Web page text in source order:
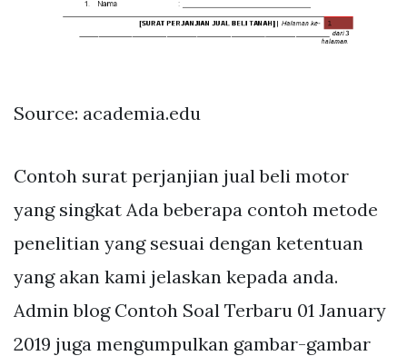
Source: academia.edu
Contoh surat perjanjian jual beli motor
yang singkat Ada beberapa contoh metode
penelitian yang sesuai dengan ketentuan
yang akan kami jelaskan kepada anda.
Admin blog Contoh Soal Terbaru 01 January
2019 juga mengumpulkan gambar-gambar